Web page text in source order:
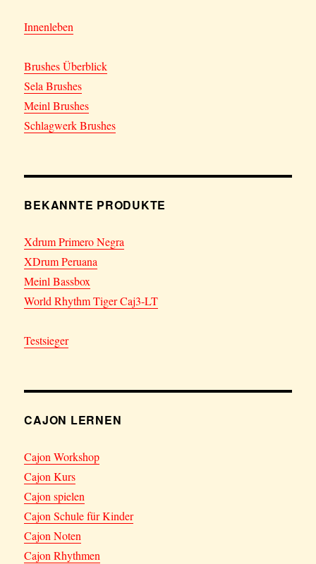
Innenleben
Brushes Überblick
Sela Brushes
Meinl Brushes
Schlagwerk Brushes
BEKANNTE PRODUKTE
Xdrum Primero Negra
XDrum Peruana
Meinl Bassbox
World Rhythm Tiger Caj3-LT
Testsieger
CAJON LERNEN
Cajon Workshop
Cajon Kurs
Cajon spielen
Cajon Schule für Kinder
Cajon Noten
Cajon Rhythmen